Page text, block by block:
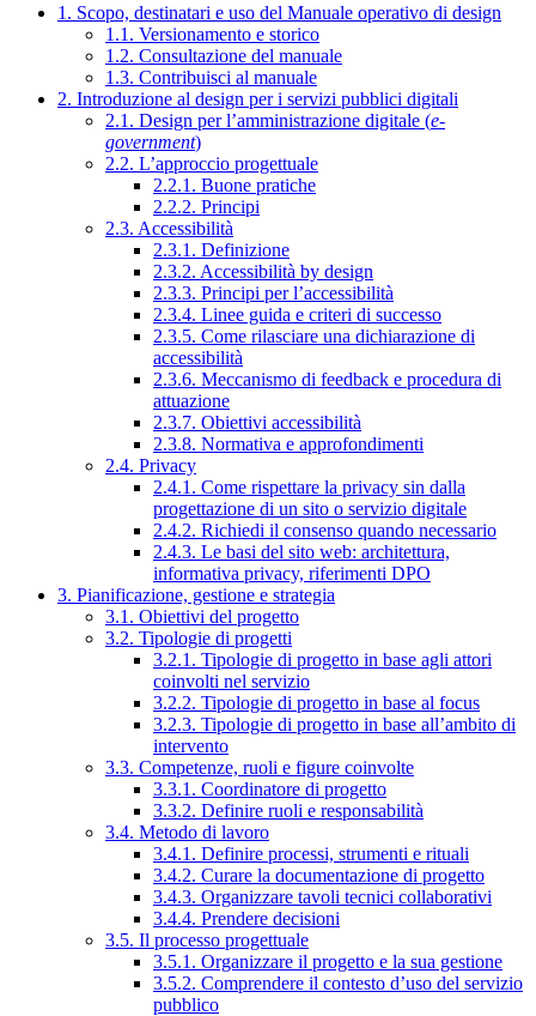
1. Scopo, destinatari e uso del Manuale operativo di design
1.1. Versionamento e storico
1.2. Consultazione del manuale
1.3. Contribuisci al manuale
2. Introduzione al design per i servizi pubblici digitali
2.1. Design per l’amministrazione digitale (e-
government)
2.2. L’approccio progettuale
2.2.1. Buone pratiche
2.2.2. Principi
2.3. Accessibilità
2.3.1. Definizione
2.3.2. Accessibilità by design
2.3.3. Principi per l’accessibilità
2.3.4. Linee guida e criteri di successo
2.3.5. Come rilasciare una dichiarazione di
accessibilità
2.3.6. Meccanismo di feedback e procedura di
attuazione
2.3.7. Obiettivi accessibilità
2.3.8. Normativa e approfondimenti
2.4. Privacy
2.4.1. Come rispettare la privacy sin dalla
progettazione di un sito o servizio digitale
2.4.2. Richiedi il consenso quando necessario
2.4.3. Le basi del sito web: architettura,
informativa privacy, riferimenti DPO
3. Pianificazione, gestione e strategia
3.1. Obiettivi del progetto
3.2. Tipologie di progetti
3.2.1. Tipologie di progetto in base agli attori
coinvolti nel servizio
3.2.2. Tipologie di progetto in base al focus
3.2.3. Tipologie di progetto in base all’ambito di
intervento
3.3. Competenze, ruoli e figure coinvolte
3.3.1. Coordinatore di progetto
3.3.2. Definire ruoli e responsabilità
3.4. Metodo di lavoro
3.4.1. Definire processi, strumenti e rituali
3.4.2. Curare la documentazione di progetto
3.4.3. Organizzare tavoli tecnici collaborativi
3.4.4. Prendere decisioni
3.5. Il processo progettuale
3.5.1. Organizzare il progetto e la sua gestione
3.5.2. Comprendere il contesto d’uso del servizio
pubblico